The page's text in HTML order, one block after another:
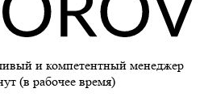
и компетентный менеджер
(в рабочее время)